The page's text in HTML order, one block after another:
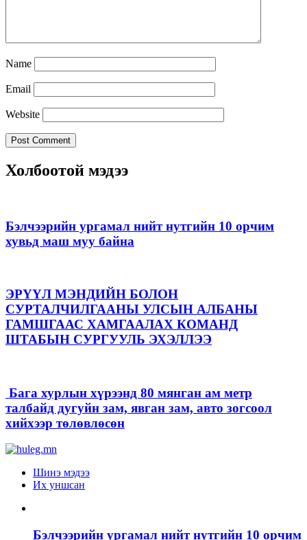
Name
Email
Website
Холбоотой мэдээ
Бэлчээрийн ургамал нийт нутгийн 10 орчим
хувьд маш муу байна
ЭРҮҮЛ МЭНДИЙН БОЛОН
СУРТАЛЧИЛГААНЫ УЛСЫН АЛБАНЫ
ГАМШГААС ХАМГААЛАХ КОМАНД
ШТАБЫН СУРГУУЛЬ ЭХЭЛЛЭЭ
Бага хурлын хүрээнд 80 мянган ам метр
талбайд дугуйн зам, явган зам, авто зогсоол
хийхээр төлөвлөсөн
Шинэ мэдээ
Их уншсан
Бэлчээрийн ургамал нийт нутгийн 10 орчим